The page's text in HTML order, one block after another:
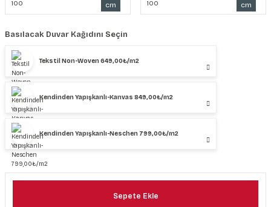
cm cm
Basılacak Duvar Kağıdını Seçin
Tekstil Non-Woven 649,00₺/m2
Kendinden Yapışkanlı-Kanvas 849,00₺/m2
Kendinden Yapışkanlı-Neschen 799,00₺/m2
Sepete Ekle